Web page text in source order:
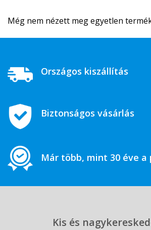
Még nem nézett meg egyetlen
Országos kiszállítás
Biztonságos vásárlás
Már több, mint 30 éve a
Kis és